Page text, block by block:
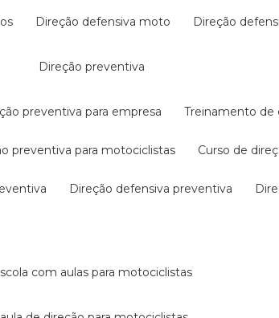
direção defensiva moto direção
direção preventiva
preventiva para empresa treinamento de
preventiva para motociclistas curso de
direção defensiva preventiva
escola com aulas para motociclistas